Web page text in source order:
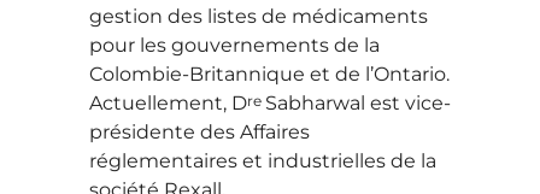
gestion des listes de médicaments
pour les gouvernements de la
Colombie-Britannique et de l’Ontario.
Actuellement, Dre Sabharwal est vice-
présidente des Affaires
réglementaires et industrielles de la